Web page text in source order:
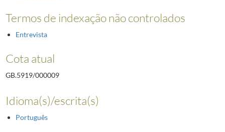
Termos de indexação não controlados
Entrevista
Cota atual
GB.5919/000009
Idioma(s)/escrita(s)
Português